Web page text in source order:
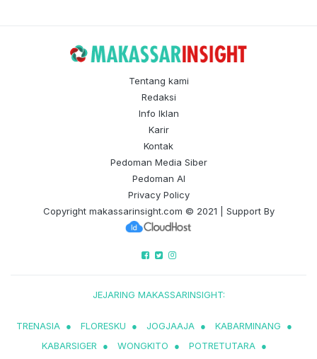
Tentang kami
Redaksi
Info Iklan
Karir
Kontak
Pedoman Media Siber
Pedoman AI
Privacy Policy
Copyright makassarinsight.com © 2021 | Support By
JEJARING MAKASSARINSIGHT:
TRENASIA ● FLORESKU ● JOGJAAJA ● KABARMINANG
●
KABARSIGER
● WONGKITO ● POTRETUTARA ●